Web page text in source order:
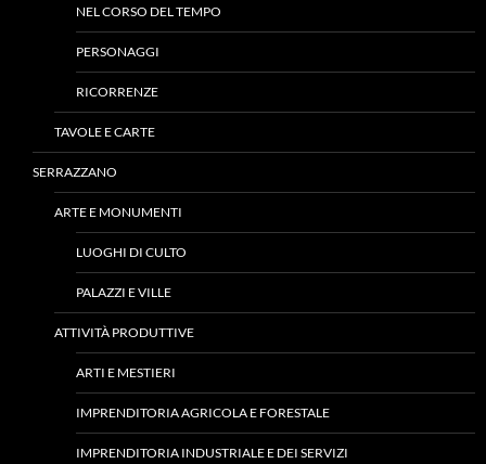
NEL CORSO DEL TEMPO
PERSONAGGI
RICORRENZE
TAVOLE E CARTE
SERRAZZANO
ARTE E MONUMENTI
LUOGHI DI CULTO
PALAZZI E VILLE
ATTIVITÀ PRODUTTIVE
ARTI E MESTIERI
IMPRENDITORIA AGRICOLA E FORESTALE
IMPRENDITORIA INDUSTRIALE E DEI SERVIZI